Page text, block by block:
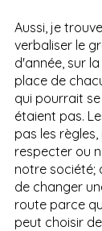
Aussi, je
verbaliser le
d'année, sur
place de
qui pourrait
étaient pas.
pas les
respecter ou
notre société;
de changer
route parce
peut choisir